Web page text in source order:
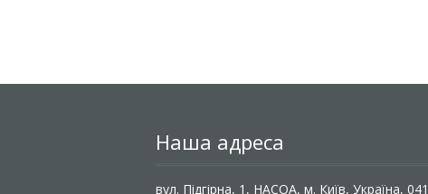
Наша адреса
вул. Підгірна, 1, НАСОА, м. Київ, Україна,